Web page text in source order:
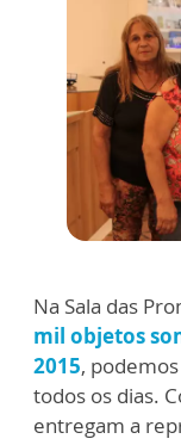
Na Sala das
mil objetos
2015,
todos os dias.
entregam a